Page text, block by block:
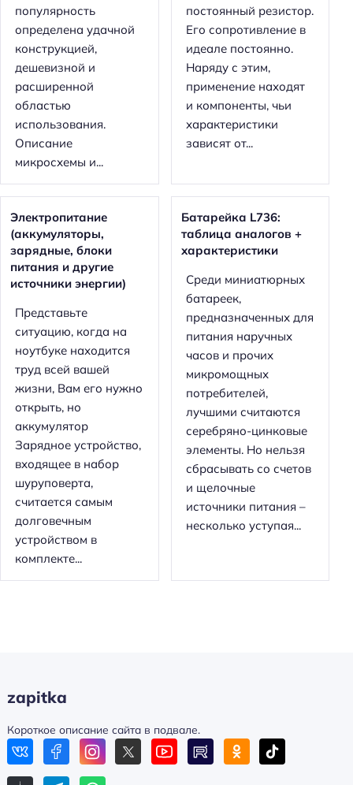
популярность
определена удачной
конструкцией,
дешевизной и
расширенной
областью
использования.
Описание
микросхемы и...
постоянный резистор.
Его сопротивление в
идеале постоянно.
Наряду с этим,
применение находят
и компоненты, чьи
характеристики
зависят от...
Электропитание
(аккумуляторы,
зарядные, блоки
питания и другие
источники энергии)
Представьте
ситуацию, когда на
ноутбуке находится
труд всей вашей
жизни, Вам его нужно
открыть, но
аккумулятор
Зарядное устройство,
входящее в набор
шуруповерта,
считается самым
долговечным
устройством в
комплекте...
Батарейка L736:
таблица аналогов +
характеристики
Среди миниатюрных
батареек,
предназначенных для
питания наручных
часов и прочих
микромощных
потребителей,
лучшими считаются
серебряно-цинковые
элементы. Но нельзя
сбрасывать со счетов
и щелочные
источники питания –
несколько уступая...
zapitka
Короткое описание сайта в подвале.
й
т
и